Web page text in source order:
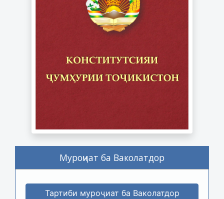
Муроҷиат ба Ваколатдор
Тартиби муроҷиат ба Ваколатдор